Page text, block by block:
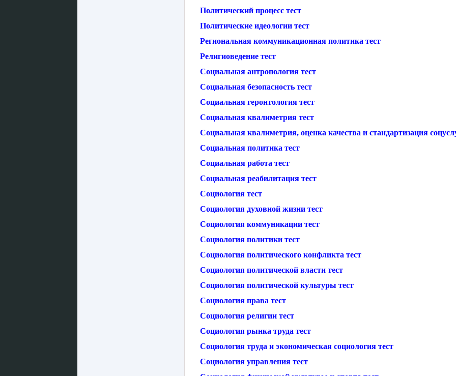
Политический процесс тест
Политические идеологии тест
Региональная коммуникационная политика тест
Религиоведение тест
Социальная антропология тест
Социальная безопасность тест
Социальная геронтология тест
Социальная квалиметрия тест
Социальная квалиметрия, оценка качества и стандартизация
Социальная политика тест
Социальная работа тест
Социальная реабилитация тест
Социология тест
Социология духовной жизни тест
Социология коммуникации тест
Социология политики тест
Социология политического конфликта тест
Социология политической власти тест
Социология политической культуры тест
Социология права тест
Социология религии тест
Социология рынка труда тест
Социология труда и экономическая социология тест
Социология управления тест